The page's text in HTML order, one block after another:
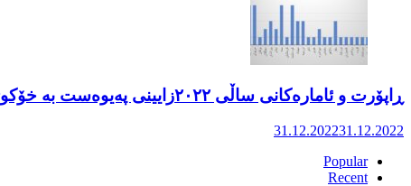
ڕاپۆرت و ئامارەکانی ساڵی ٢٠٢٢زایینی پەیوەست بە خۆکوژی منداڵان لە کوردستان
31.12.202231.12.2022
Popular
Recent